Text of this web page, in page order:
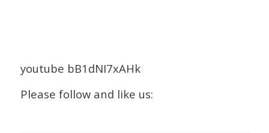
youtube bB1dNI7xAHk
Please follow and like us: